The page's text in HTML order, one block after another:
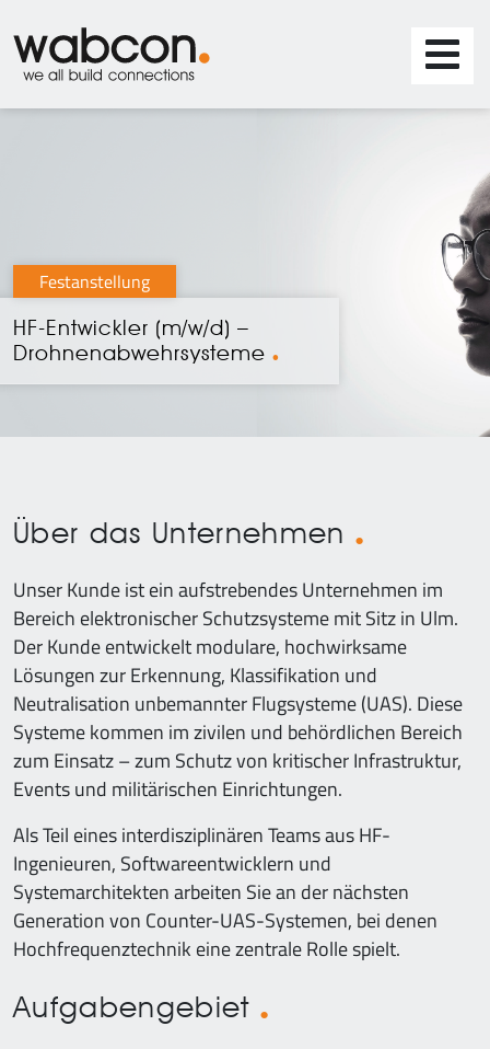
Festanstellung
HF-Entwickler (m/w/d) –
Drohnenabwehrsysteme
Über das Unternehmen
Unser Kunde ist ein aufstrebendes Unternehmen im
Bereich elektronischer Schutzsysteme mit Sitz in Ulm.
Der Kunde entwickelt modulare, hochwirksame
Lösungen zur Erkennung, Klassifikation und
Neutralisation unbemannter Flugsysteme (UAS). Diese
Systeme kommen im zivilen und behördlichen Bereich
zum Einsatz – zum Schutz von kritischer Infrastruktur,
Events und militärischen Einrichtungen.
Als Teil eines interdisziplinären Teams aus HF-
Ingenieuren, Softwareentwicklern und
Systemarchitekten arbeiten Sie an der nächsten
Generation von Counter-UAS-Systemen, bei denen
Hochfrequenztechnik eine zentrale Rolle spielt.
Aufgabengebiet